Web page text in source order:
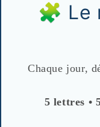
🧩 Le
Chaque jour,
5 lettres •